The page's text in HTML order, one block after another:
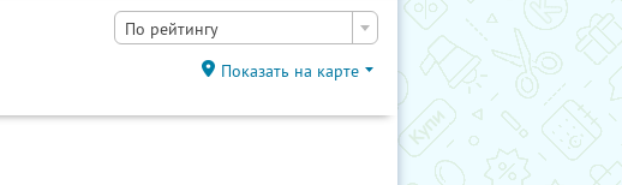
По рейтингу
Показать на карте